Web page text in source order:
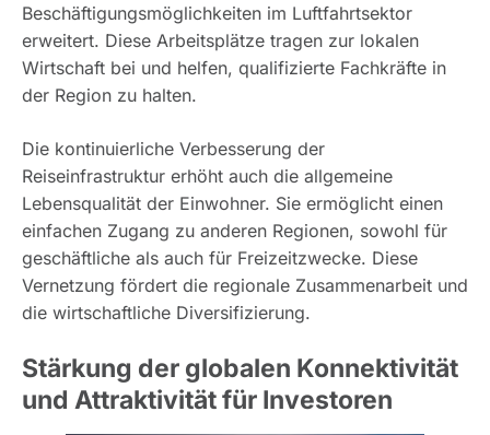
Beschäftigungsmöglichkeiten im Luftfahrtsektor
erweitert. Diese Arbeitsplätze tragen zur lokalen
Wirtschaft bei und helfen, qualifizierte Fachkräfte in
der Region zu halten.
Die kontinuierliche Verbesserung der
Reiseinfrastruktur erhöht auch die allgemeine
Lebensqualität der Einwohner. Sie ermöglicht einen
einfachen Zugang zu anderen Regionen, sowohl für
geschäftliche als auch für Freizeitzwecke. Diese
Vernetzung fördert die regionale Zusammenarbeit und
die wirtschaftliche Diversifizierung.
Stärkung der globalen Konnektivität
und Attraktivität für Investoren